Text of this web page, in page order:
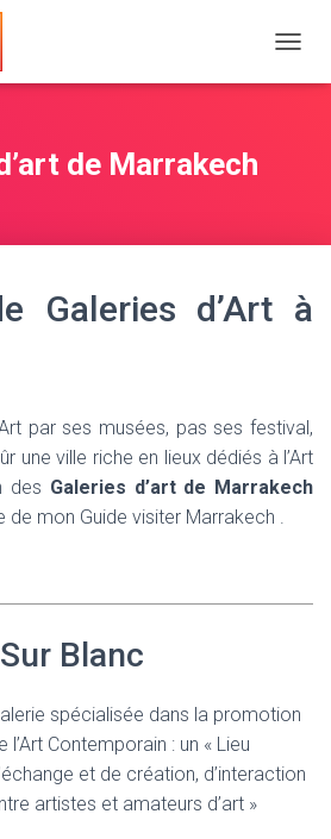
O
A
de Marrakech
Galeries d’Art à
par ses musées, pas ses festival,
une ville riche en lieux dédiés à l’Art
des Galeries d’art de Marrakech
de mon Guide visiter Marrakech .
Blanc
spécialisée dans la promotion
l’Art Contemporain : un « Lieu
et de création, d’interaction
artistes et amateurs d’art »